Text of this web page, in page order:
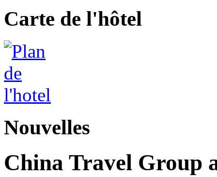
Carte de l'hôtel
Nouvelles
China Travel Group